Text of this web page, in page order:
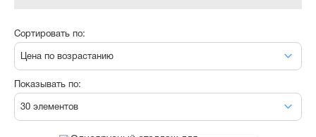
Сортировать по:
Цена по возрастанию
Показывать по:
30 элементов